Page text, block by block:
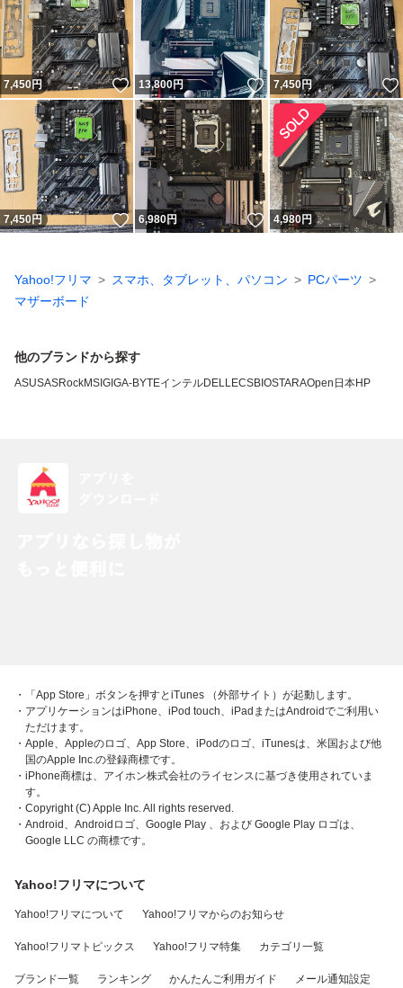
7,450円 いいね！
13,800円 いいね！
7,450円
7,450円 いいね！
6,980円 いいね！
4,980円
Yahoo!フリマ スマホ、タブレット、パソコン
PCパーツ
マザーボード
他のブランドから探す
ASUSASRockMSI GIGA-BYTEインテルDELLECSBIOSTARAOpen 日本HP
・「App Store」ボタンを押すとiTunes （外部サイト）が起動します。
・アプリケーションはiPhone、iPod touch、iPadまたはAndroidでご利用い
ただけます。
・Apple、Appleのロゴ、App Store、iPodのロゴ、iTunesは、米国および他
国のApple Inc.の登録商標です。
・iPhone商標は、アイホン株式会社のライセンスに基づき使用されていま
す。
・Copyright (C) Apple Inc. All rights reserved.
・Android、Androidロゴ、Google Play 、および Google Play ロゴは、
Google LLC の商標です。
Yahoo!フリマについて
Yahoo!フリマについて Yahoo!フリマからのお知らせ
Yahoo!フリマトピックス Yahoo!フリマ特集 カテゴリ一覧
ブランド一覧 ランキング かんたんご利用ガイド メール通知設定